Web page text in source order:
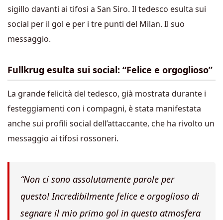
sigillo davanti ai tifosi a San Siro. Il tedesco esulta sui
social per il gol e per i tre punti del Milan. Il suo
messaggio.
Fullkrug esulta sui social: “Felice e orgoglioso”
La grande felicità del tedesco, già mostrata durante i
festeggiamenti con i compagni, è stata manifestata
anche sui profili social dell’attaccante, che ha rivolto un
messaggio ai tifosi rossoneri.
“Non ci sono assolutamente parole per
questo! Incredibilmente felice e orgoglioso di
segnare il mio primo gol in questa atmosfera